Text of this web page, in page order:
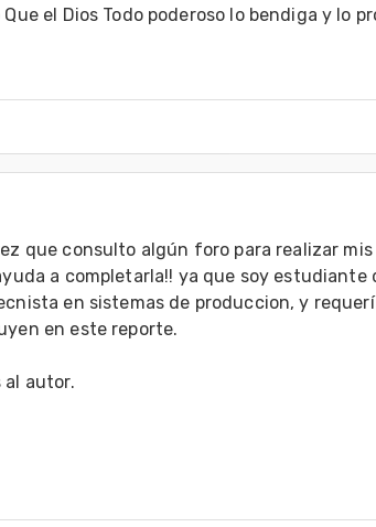
el Dios Todo poderoso lo bendiga y lo
que consulto algún foro para realizar
a completarla!! ya que soy estudiante
en sistemas de produccion, y
en este reporte.
al autor.